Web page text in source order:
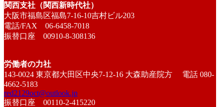
関西支社（関西新時代社）
大阪市福島区福島7-16-10吉村ビル203
電話/FAX 06-6458-7018
振替口座 00910-8-308136
労働者の力社
143-0024 東京都大田区中央7-12-16 大森助産院方 電話 080-
4662-5183
red2129oct@outlook.jp
振替口座 00110-2-415220